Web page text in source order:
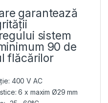
garantează
sistem
90 de
flăcărilor
400 V AC
6 x maxim Ø29 mm